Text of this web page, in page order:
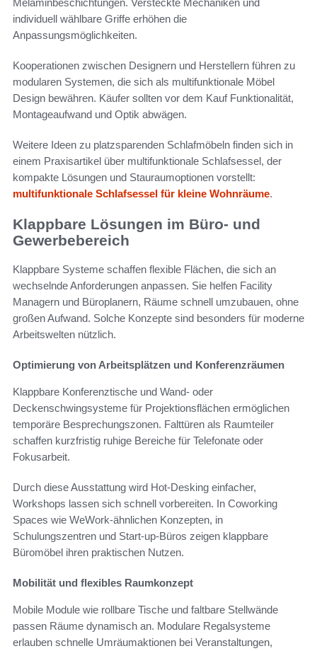
Melaminbeschichtungen. Versteckte Mechaniken und
individuell wählbare Griffe erhöhen die
Anpassungsmöglichkeiten.
Kooperationen zwischen Designern und Herstellern führen zu
modularen Systemen, die sich als multifunktionale Möbel
Design bewähren. Käufer sollten vor dem Kauf Funktionalität,
Montageaufwand und Optik abwägen.
Weitere Ideen zu platzsparenden Schlafmöbeln finden sich in
einem Praxisartikel über multifunktionale Schlafsessel, der
kompakte Lösungen und Stauraumoptionen vorstellt:
multifunktionale Schlafsessel für kleine Wohnräume.
Klappbare Lösungen im Büro- und
Gewerbebereich
Klappbare Systeme schaffen flexible Flächen, die sich an
wechselnde Anforderungen anpassen. Sie helfen Facility
Managern und Büroplanern, Räume schnell umzubauen, ohne
großen Aufwand. Solche Konzepte sind besonders für moderne
Arbeitswelten nützlich.
Optimierung von Arbeitsplätzen und Konferenzräumen
Klappbare Konferenztische und Wand- oder
Deckenschwingsysteme für Projektionsflächen ermöglichen
temporäre Besprechungszonen. Falttüren als Raumteiler
schaffen kurzfristig ruhige Bereiche für Telefonate oder
Fokusarbeit.
Durch diese Ausstattung wird Hot-Desking einfacher,
Workshops lassen sich schnell vorbereiten. In Coworking
Spaces wie WeWork-ähnlichen Konzepten, in
Schulungszentren und Start-up-Büros zeigen klappbare
Büromöbel ihren praktischen Nutzen.
Mobilität und flexibles Raumkonzept
Mobile Module wie rollbare Tische und faltbare Stellwände
passen Räume dynamisch an. Modulare Regalsysteme
erlauben schnelle Umräumaktionen bei Veranstaltungen,